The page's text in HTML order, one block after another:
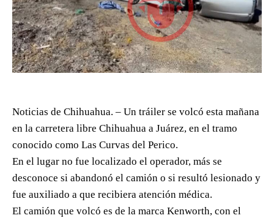
Noticias de Chihuahua. – Un tráiler se volcó esta mañana
en la carretera libre Chihuahua a Juárez, en el tramo
conocido como Las Curvas del Perico.
En el lugar no fue localizado el operador, más se
desconoce si abandonó el camión o si resultó lesionado y
fue auxiliado a que recibiera atención médica.
El camión que volcó es de la marca Kenworth, con el